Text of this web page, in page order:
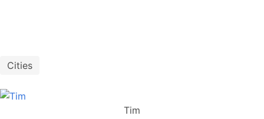
Cities
Tim